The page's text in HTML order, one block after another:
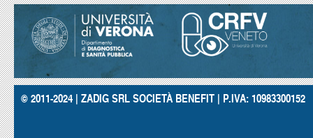
© 2011-2024 | ZADIG SRL SOCIETÀ BENEFIT | P.IVA: 10983300152